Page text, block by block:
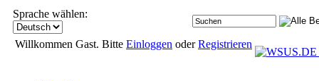
Sprache wählen:
Willkommen Gast. Bitte Einloggen oderRegistrieren